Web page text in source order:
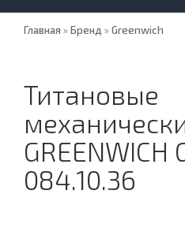
Главная »Бренд »Greenwich
Титановые
GREENWICH
084.10.36